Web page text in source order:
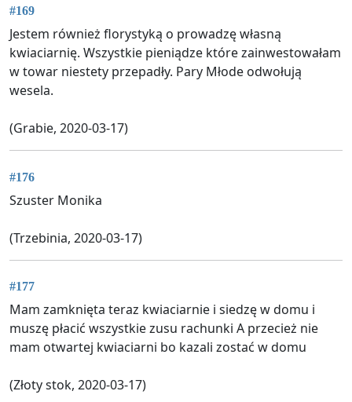
#169
Jestem również florystyką o prowadzę własną
kwiaciarnię. Wszystkie pieniądze które zainwestowałam
w towar niestety przepadły. Pary Młode odwołują
wesela.
(Grabie, 2020-03-17)
#176
Szuster Monika
(Trzebinia, 2020-03-17)
#177
Mam zamknięta teraz kwiaciarnie i siedzę w domu i
muszę płacić wszystkie zusu rachunki A przecież nie
mam otwartej kwiaciarni bo kazali zostać w domu
(Złoty stok, 2020-03-17)